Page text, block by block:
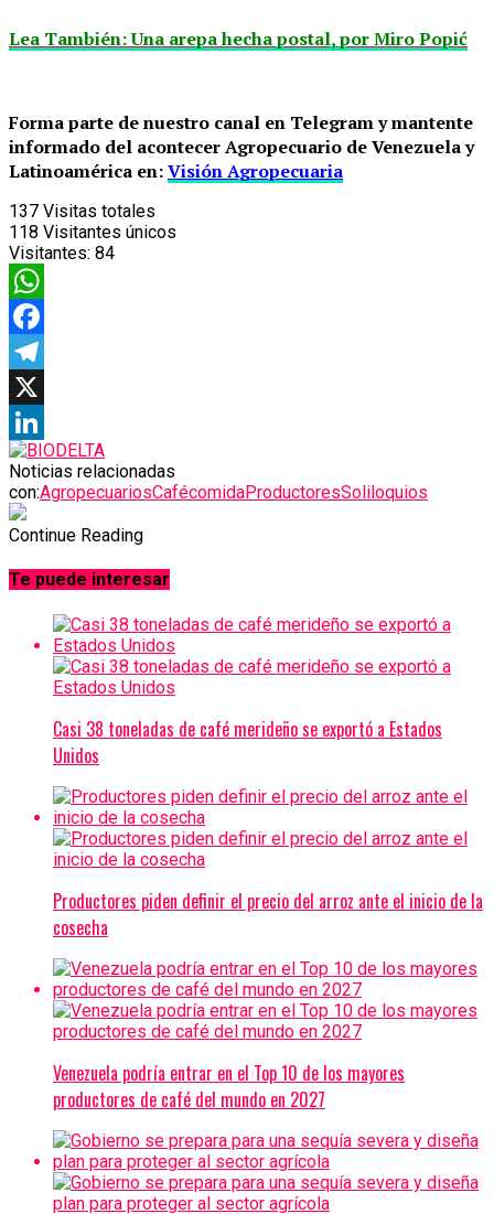
Lea También: Una arepa hecha postal, por Miro Popić
Forma parte de nuestro canal en Telegram y mantente
informado del acontecer Agropecuario de Venezuela y
Latinoamérica en:Visión Agropecuaria
137 Visitas totales
118 Visitantes únicos
Visitantes: 84
WhatsApp
Facebook
Telegram
X
LinkedIn
Noticias relacionadas
con:AgropecuariosCafécomidaProductoresSoliloquios
Continue Reading
Te puede interesar
Casi 38 toneladas de café merideño se exportó a Estados
Unidos
Productores piden definir el precio del arroz ante el inicio de la
cosecha
Venezuela podría entrar en el Top 10 de los mayores
productores de café del mundo en 2027